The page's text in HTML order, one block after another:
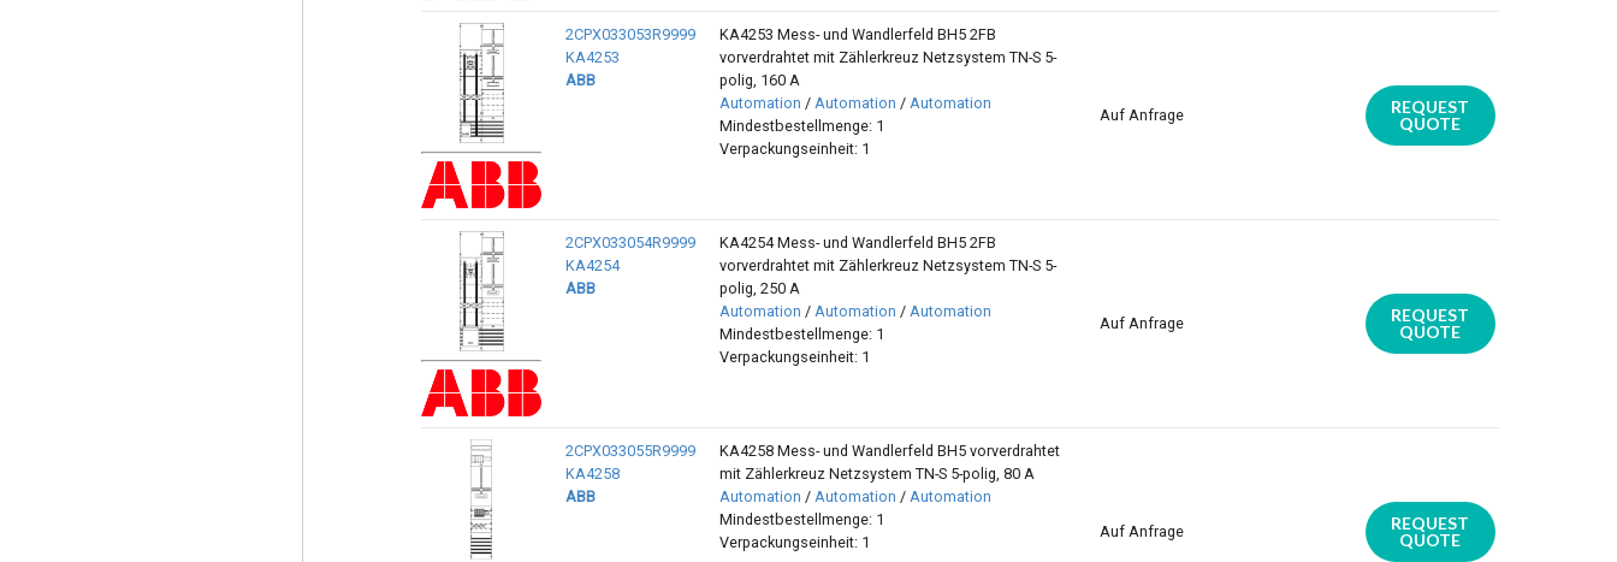
2CPX033053R9999
KA4253
ABB
KA4253 Mess- und Wandlerfeld BH5 2FB
vorverdrahtet mit Zählerkreuz Netzsystem TN-S 5-
polig, 160 A
Automation / Automation / Automation
Mindestbestellmenge: 1
Verpackungseinheit: 1
Auf Anfrage
REQUEST
QUOTE
2CPX033054R9999
KA4254
ABB
KA4254 Mess- und Wandlerfeld BH5 2FB
vorverdrahtet mit Zählerkreuz Netzsystem TN-S 5-
polig, 250 A
Automation / Automation / Automation
Mindestbestellmenge: 1
Verpackungseinheit: 1
Auf Anfrage
REQUEST
QUOTE
2CPX033055R9999
KA4258
ABB
KA4258 Mess- und Wandlerfeld BH5 vorverdrahtet
mit Zählerkreuz Netzsystem TN-S 5-polig, 80 A
Automation / Automation / Automation
Mindestbestellmenge: 1
Verpackungseinheit: 1
Auf Anfrage
REQUEST
QUOTE